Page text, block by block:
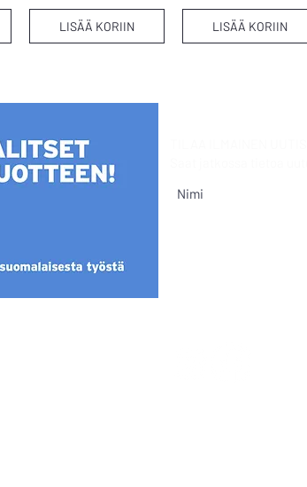
LISÄÄ KORIIN LISÄÄ KORIIN